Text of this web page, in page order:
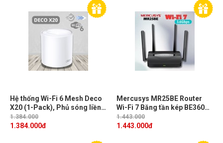
Hệ thống Wi-Fi 6 Mesh Deco
X20 (1-Pack), Phủ sóng liền
mạch, Một mạng thống nhất,
Kết nối nhiều thiết bị
1.384.000
1.384.000đ
Mercusys MR25BE Router
Wi-Fi 7 Băng tần kép BE3600,
Tốc độ 3.6 Gbps Mbps, 4
Cổng Gigabit, 4 Ăng-ten đa
1.443.000
1.443.000đ